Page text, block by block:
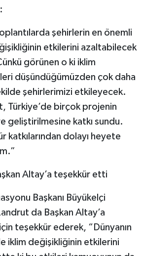
şehirlerin en önemli
etkilerini azaltabilecek
görünen o ki iklim
düşündüğümüzden çok daha
şehirlerimizi etkileyecek.
Türkiye’de birçok projenin
geliştirilmesine katkı sundu.
katkılarından dolayı heyete
Altay’a teşekkür etti
Başkanı Büyükelçi
da Başkan Altay’a
teşekkür ederek, “Dünyanın
iklim değişikliğinin etkilerini